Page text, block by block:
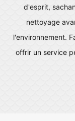
d'esprit,
nettoyage
l'environnement.
offrir un service